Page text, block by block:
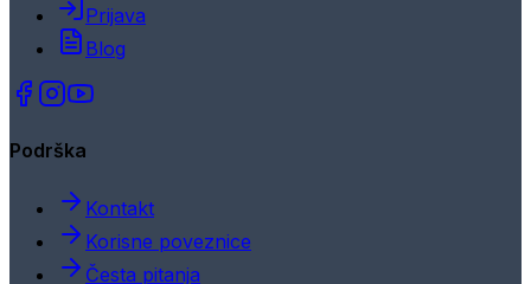
Prijava
Blog
Podrška
Kontakt
Korisne poveznice
Česta pitanja